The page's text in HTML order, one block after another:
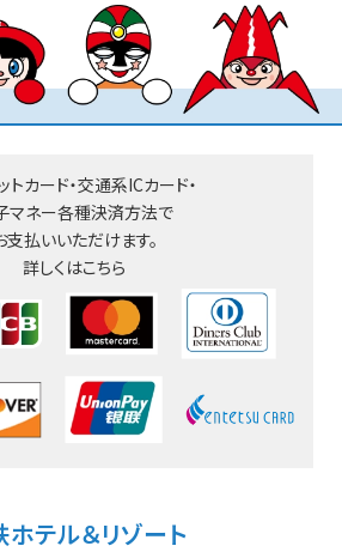
トカード・交通系ICカード・
マネー各種決済方法で
支払いいただけます。
詳しくはこちら
テル＆リゾート